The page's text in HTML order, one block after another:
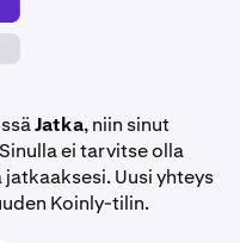
Jatka, niin sinut
ei tarvitse olla
Uusi yhteys
Koinly-tilin.